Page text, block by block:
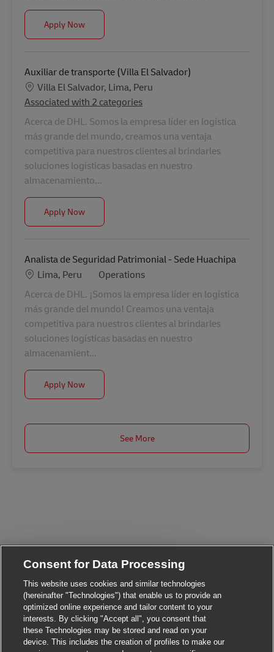
Apply NowGerente Contabilidad
Auxiliar de transporte (Villa El Salvador)
Location
Villa El Salvador, Lima, Peru
Associated with 2 categories
Acerca de DHL. Somos la empresa líder en logística
más grande del mundo, creamos una ventaja
competitiva para nuestros clientes al brindarles
soluciones logísticas basadas en nuestro
almacenamiento...
Apply NowAuxiliar de transporte (Villa El Salvador)
Analista de Seguridad Patrimonial - Sede Huachipa
Location
Lima, Peru Category
Operations
Acerca de DHL. ¡Somos la empresa líder en logística
más grande del mundo! Creamos una ventaja
competitiva para nuestros clientes al brindarles
soluciones logísticas basadas en nuestro
almacenamient...
Apply NowAnalista de Seguridad Patrimonial - Sede Huachipa
See More
Hi There!
Are you interested in this job?
Close chatbot
I'm interested Similar Jobs
Consent for Data Processing
This website uses cookies and similar technologies
(hereinafter "Technologies") that enable us to provide an
optimized online experience and tailor content to your
interests. By clicking "Accept all", you consent that
these Technologies may be stored and read on your
device. This includes the creation of profiles to make our